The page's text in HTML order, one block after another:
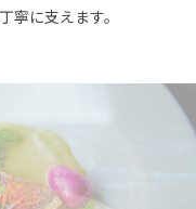
寧に支えます。